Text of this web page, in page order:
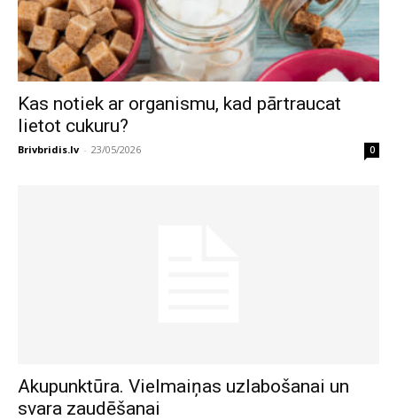
Kas notiek ar organismu, kad pārtraucat
lietot cukuru?
Brivbridis.lv - 23/05/2026 0
Akupunktūra. Vielmaiņas uzlabošanai un
svara zaudēšanai